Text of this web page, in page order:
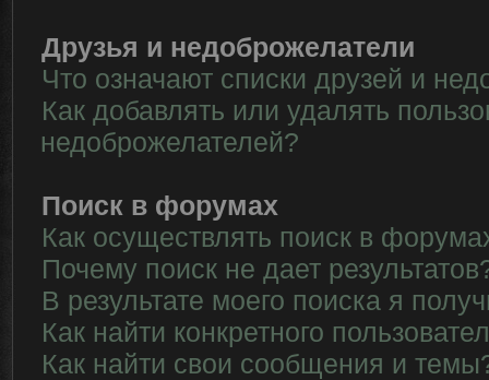
Друзья и недоброжелатели
Что означают списки друзей и
Как добавлять или удалять
недоброжелателей?
Поиск в форумах
Как осуществлять поиск в
Почему поиск не дает
В результате моего поиска я
Как найти конкретного
Как найти свои сообщения и